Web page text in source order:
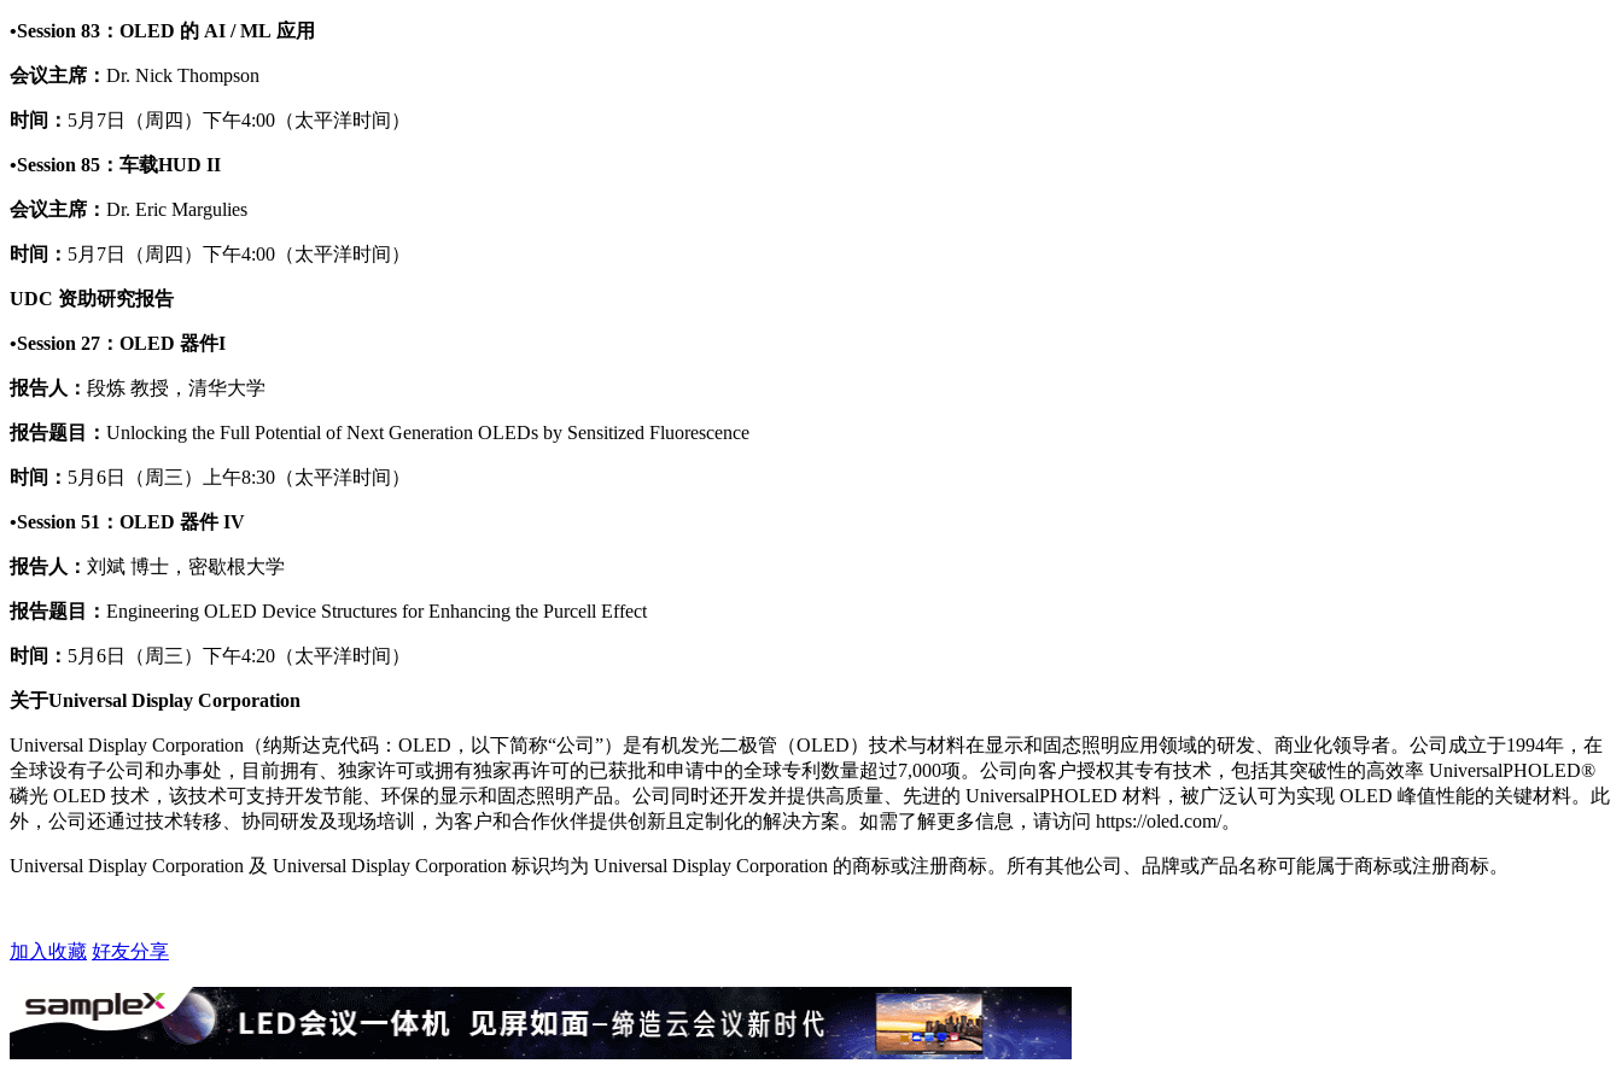
•Session 83：OLED 的 AI / ML 应用
会议主席： Dr. Nick Thompson
时间： 5月7日（周四）下午4:00（太平洋时间）
•Session 85：车载HUD II
会议主席： Dr. Eric Margulies
时间： 5月7日（周四）下午4:00（太平洋时间）
UDC 资助研究报告
•Session 27：OLED 器件I
报告人： 段炼 教授，清华大学
报告题目： Unlocking the Full Potential of Next Generation OLEDs by Sensitized Fluorescence
时间： 5月6日（周三）上午8:30（太平洋时间）
•Session 51：OLED 器件 IV
报告人： 刘斌 博士，密歇根大学
报告题目： Engineering OLED Device Structures for Enhancing the Purcell Effect
时间： 5月6日（周三）下午4:20（太平洋时间）
关于Universal Display Corporation
Universal Display Corporation（纳斯达克代码：OLED，以下简称“公司”）是有机发光二极管（OLED）技术与材料在显示和固态照明应用领域的研发、商业化领导者。公司成立于1994年，在
全球设有子公司和办事处，目前拥有、独家许可或拥有独家再许可的已获批和申请中的全球专利数量超过7,000项。公司向客户授权其专有技术，包括其突破性的高效率 UniversalPHOLED®
磷光 OLED 技术，该技术可支持开发节能、环保的显示和固态照明产品。公司同时还开发并提供高质量、先进的 UniversalPHOLED 材料，被广泛认可为实现 OLED 峰值性能的关键材料。此
外，公司还通过技术转移、协同研发及现场培训，为客户和合作伙伴提供创新且定制化的解决方案。如需了解更多信息，请访问 https://oled.com/。
Universal Display Corporation 及 Universal Display Corporation 标识均为 Universal Display Corporation 的商标或注册商标。所有其他公司、品牌或产品名称可能属于商标或注册商标。
加入收藏 好友分享